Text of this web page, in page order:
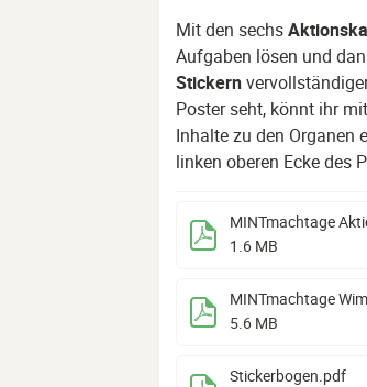
Mit den sechs
Aufgaben lösen und
Stickern
Poster seht, könnt ihr
Inhalte zu den Organen
linken oberen Ecke des
1.6 MB
5.6 MB
Stickerbogen .pdf